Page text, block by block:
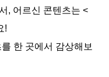
, 어르신 콘텐츠는 <
!
한 곳에서 감상해보